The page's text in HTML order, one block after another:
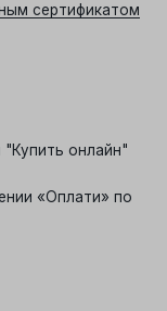
сертификатом
онлайн"
«Оплати» по